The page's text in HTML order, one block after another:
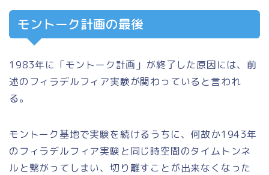
モントーク計画の最後
1983年に「モントーク計画」が終了した原因には、前
述のフィラデルフィア実験が関わっていると言われ
る。
モントーク基地で実験を続けるうちに、何故か1943年
のフィラデルフィア実験と同じ時空間のタイムトンネ
ルと繋がってしまい、切り離すことが出来なくなった